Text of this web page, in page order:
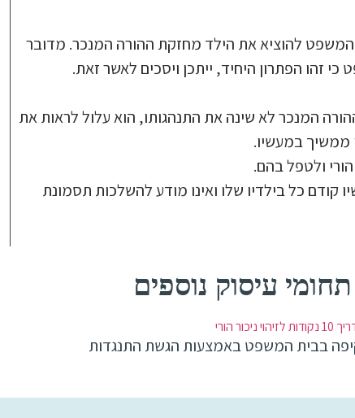
להוציא את הילד מחזקת ההורה המנכר. מדובר
הפתרון היחיד, ייתכן ויסכים לאשר זאת.
המנכר לא שינה את התנהגותו, הוא עלול לראות את
ממשיך במעשיו.
ולטפל בהם.
קודם כל בילדיו שלו ואינו מודע להשלכות תסמונת
תחומי עיסוק נוספים
בבית המשפט באמצעות הגשת התנגדות